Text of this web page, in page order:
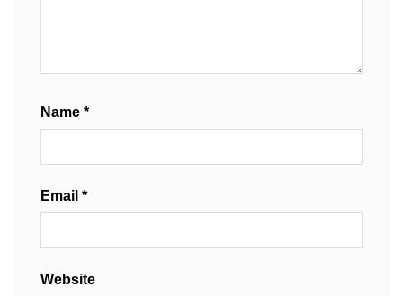
Name *
Email *
Website